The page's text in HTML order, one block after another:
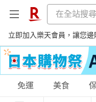
立即加入樂天會員，讓您邊
購物網分類
免運 美食